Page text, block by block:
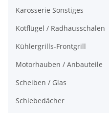
Karosserie Sonstiges
Kotflügel / Radhausschalen
Kühlergrills-Frontgrill
Motorhauben / Anbauteile
Scheiben / Glas
Schiebedächer